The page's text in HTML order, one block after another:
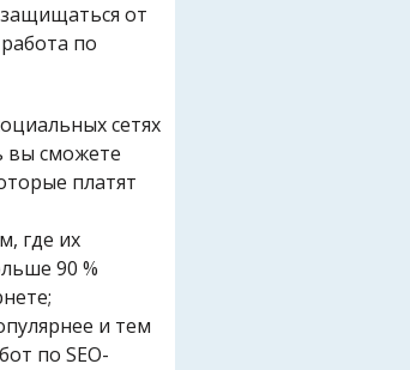
от
по
сетях
вы сможете
платят
где их
90 %
и тем
по SEO-